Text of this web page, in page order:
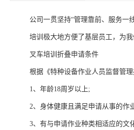
公司一贯坚持“管理靠前、服务一
培训极大地方便了基层员工，为
叉车培训折叠申请条件
根据《特种设备作业人员监督管
1、年龄18周岁以上;
2、身体健康且满足申请从事的作
3、有与申请作业种类相适应的文